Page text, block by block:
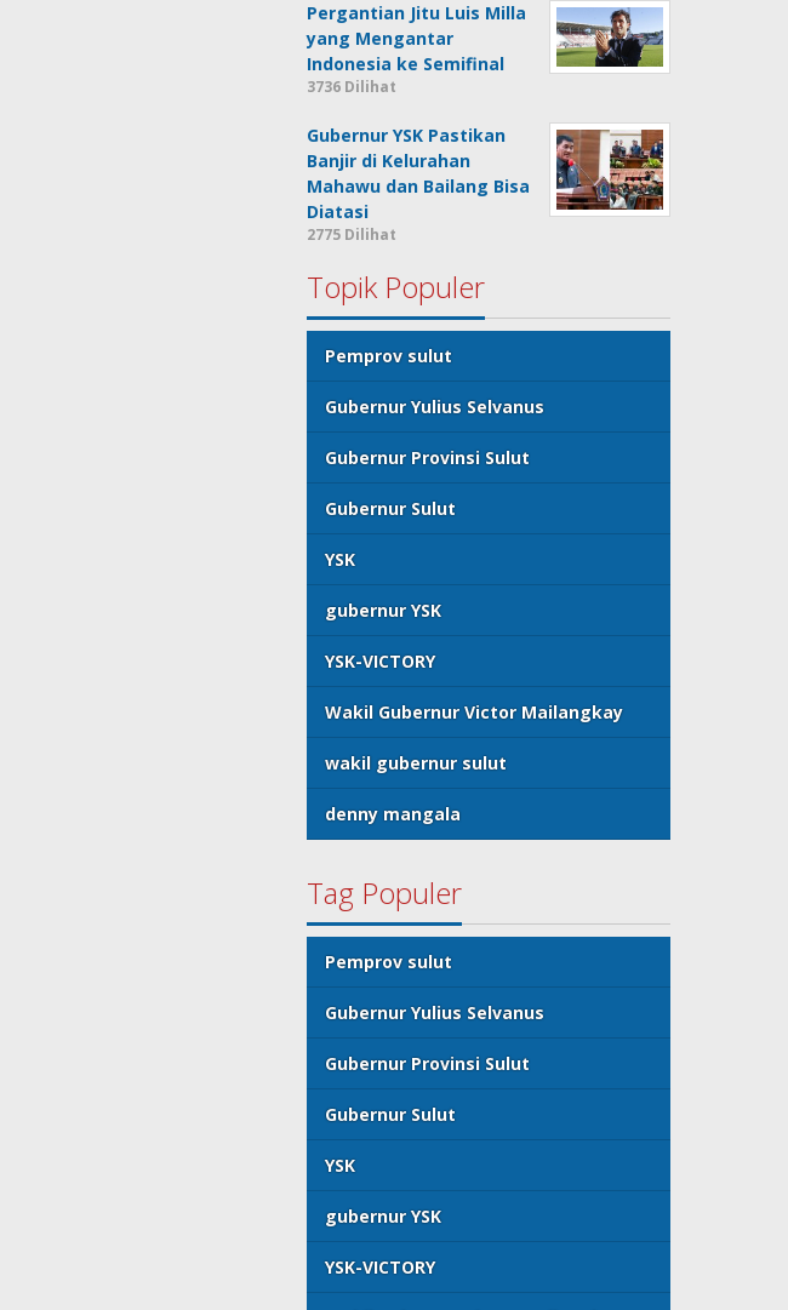
Pergantian Jitu Luis Milla
yang Mengantar
Indonesia ke Semifinal
3736 Dilihat
Gubernur YSK Pastikan
Banjir di Kelurahan
Mahawu dan Bailang Bisa
Diatasi
2775 Dilihat
Topik Populer
Pemprov sulut
Gubernur Yulius Selvanus
Gubernur Provinsi Sulut
Gubernur Sulut
YSK
gubernur YSK
YSK-VICTORY
Wakil Gubernur Victor Mailangkay
wakil gubernur sulut
denny mangala
Tag Populer
Pemprov sulut
Gubernur Yulius Selvanus
Gubernur Provinsi Sulut
Gubernur Sulut
YSK
gubernur YSK
YSK-VICTORY